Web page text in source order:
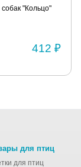
"Кольцо"
412 ₽
для птиц
для птиц